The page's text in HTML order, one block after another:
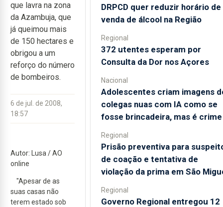
que lavra na zona
da Azambuja, que
já queimou mais
de 150 hectares e
obrigou a um
reforço do número
de bombeiros.
6 de jul. de 2008,
18:57
Autor: Lusa / AO
online
"Apesar de as
suas casas não
terem estado sob
DRPCD quer reduzir horário de
venda de álcool na Região
Regional
372 utentes esperam por
Consulta da Dor nos Açores
Nacional
Adolescentes criam imagens
colegas nuas com IA como se
fosse brincadeira, mas é crime
Regional
Prisão preventiva para
de coação e tentativa de
violação da prima em São
Regional
Governo Regional entregou 12